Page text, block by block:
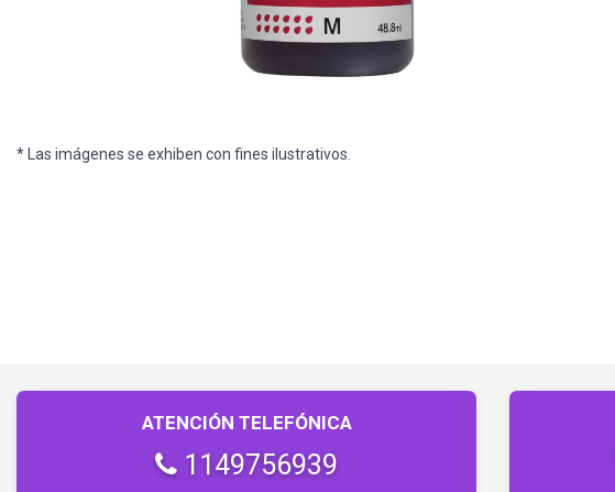
* Las imágenes se exhiben con fines ilustrativos.
ATENCIÓN TELEFÓNICA
1149756939